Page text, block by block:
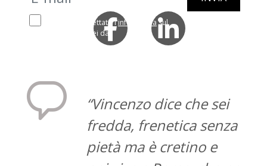
Ho letto e accettato l'informativasul
trattamento dei miei dati
“Vincenzo dice che sei
fredda, frenetica senza
pietà ma è cretino e